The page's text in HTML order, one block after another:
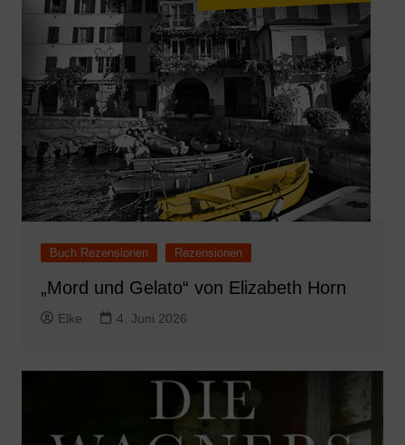
Buch Rezensionen Rezensionen
„Mord und Gelato“ von Elizabeth Horn
Elke 4. Juni 2026